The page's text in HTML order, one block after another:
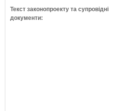
Текст законопроекту та супровідні
документи: